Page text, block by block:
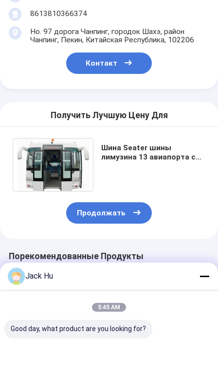
8613810366374
Но. 97 дорога Чанпинг, городок Шахэ, район
Чанпинг, Пекин, Китайская Республика, 102206
Контакт
Получить Лучшую Цену Для
Шина Seater шины
лимузина 13 авиапорта с
Продолжать
Порекомендованные Продукты
Jack Hu
5:45 AM
Good day, what product are you looking for?